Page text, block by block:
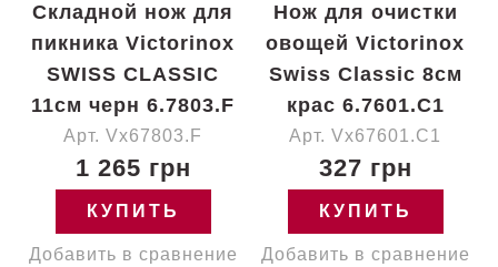
Складной нож для
пикника Victorinox
SWISS CLASSIC
11см черн 6.7803.F
Арт. Vx67803.F
1 265 грн
КУПИТЬ
Добавить в сравнение
Нож для очистки
овощей Victorinox
Swiss Classic 8см
крас 6.7601.C1
Арт. Vx67601.C1
327 грн
КУПИТЬ
Добавить в сравнение